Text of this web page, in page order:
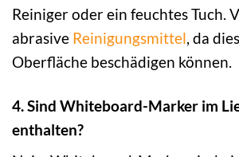
Reiniger oder ein feuchtes Tuch.
abrasive Reinigungsmittel, da
Oberfläche beschädigen können.
4. Sind Whiteboard-Marker im
enthalten?